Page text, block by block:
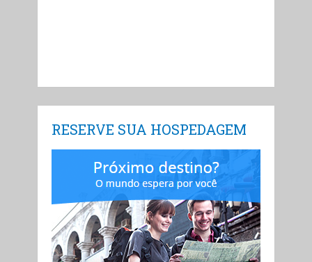
RESERVE SUA HOSPEDAGEM